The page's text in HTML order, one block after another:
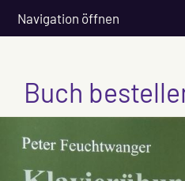
Navigation öffnen
Buch